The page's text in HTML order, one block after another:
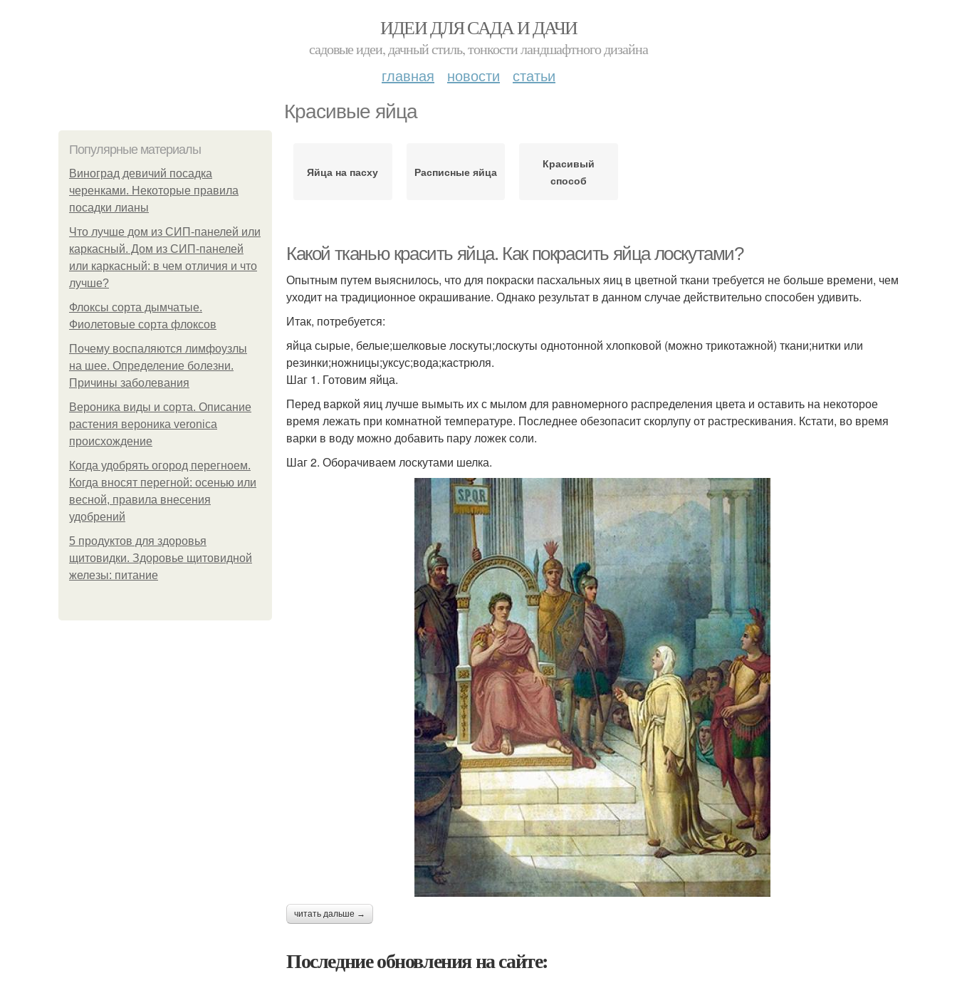
ИДЕИ ДЛЯ САДА И ДАЧИ
садовые идеи, дачный стиль, тонкости ландшафтного дизайна
главная новости статьи
Красивые яйца
Популярные материалы
Виноград девичий посадка
черенками. Некоторые правила
посадки лианы
Что лучше дом из СИП-панелей или
каркасный. Дом из СИП-панелей
или каркасный: в чем отличия и что
лучше?
Флоксы сорта дымчатые.
Фиолетовые сорта флоксов
Почему воспаляются лимфоузлы
на шее. Определение болезни.
Причины заболевания
Вероника виды и сорта. Описание
растения вероника veronica
происхождение
Когда удобрять огород перегноем.
Когда вносят перегной: осенью или
весной, правила внесения
удобрений
5 продуктов для здоровья
щитовидки. Здоровье щитовидной
железы: питание
Яйца на пасху Расписные яйца
Красивый
способ
Какой тканью красить яйца. Как покрасить яйца лоскутами?
Опытным путем выяснилось, что для покраски пасхальных яиц в цветной ткани требуется не больше времени, чем
уходит на традиционное окрашивание. Однако результат в данном случае действительно способен удивить.
Итак, потребуется:
яйца сырые, белые;шелковые лоскуты;лоскуты однотонной хлопковой (можно трикотажной) ткани;нитки или
резинки;ножницы;уксус;вода;кастрюля.
Шаг 1. Готовим яйца.
Перед варкой яиц лучше вымыть их с мылом для равномерного распределения цвета и оставить на некоторое
время лежать при комнатной температуре. Последнее обезопасит скорлупу от растрескивания. Кстати, во время
варки в воду можно добавить пару ложек соли.
Шаг 2. Оборачиваем лоскутами шелка.
читать дальше →
Последние обновления на сайте: